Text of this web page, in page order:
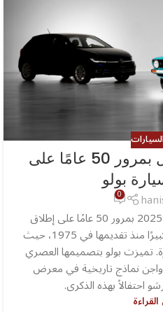
فولكس واجن تحتفل بمرور 50 عامًا على
بولو
0
تحتفل فولكس واجن في عام 2025 بمرور 50 عامًا على إطلاق
سيارة بولو، التي حققت نجاحًا كبيرًا منذ تقديمها في 1975، حيث
مليون سيارة. تميزت بولو بتصميمها العصري
نماذج تاريخية في معرض
احتفالاً بهذه الذكرى.